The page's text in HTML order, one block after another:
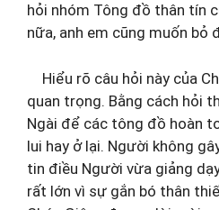
hỏi nhóm Tông đồ thân tín
nữa, anh em cũng muốn bỏ
Hiểu rõ câu hỏi này của
quan trọng. Bằng cách hỏi
Ngài để các tông đồ hoàn
lui hay ở lại. Người không
tin điều Người vừa giảng
rất lớn vì sự gắn bó thân